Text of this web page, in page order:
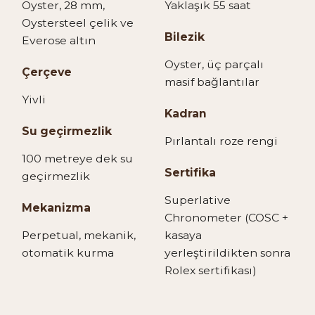
Oyster, 28 mm,
Oystersteel çelik ve
Everose altın
Çerçeve
Yivli
Su geçirmezlik
100 metreye dek su
geçirmezlik
Mekanizma
Perpetual, mekanik,
otomatik kurma
Yaklaşık 55 saat
Bilezik
Oyster, üç parçalı
masif bağlantılar
Kadran
Pırlantalı roze rengi
Sertifika
Superlative
Chronometer (COSC +
kasaya
yerleştirildikten sonra
Rolex sertifikası)